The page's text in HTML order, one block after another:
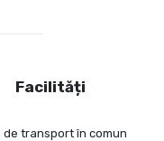
Facilități
de transport în comun